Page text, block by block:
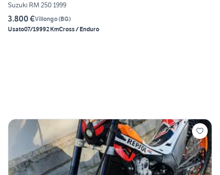
Suzuki RM 250 1999
3.800 €Villongo(BG)
Usato07/19992 KmCross / Enduro